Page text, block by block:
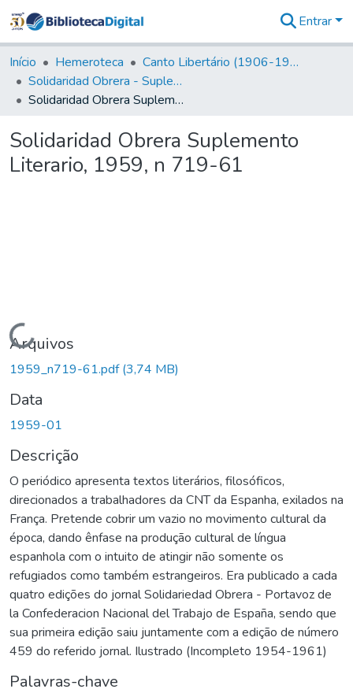
&
Coleções
Tudo na
Biblioteca
Estatísticas
Entrar
Início Hemeroteca
Canto Libertário (1906-1995)
Solidaridad Obrera - Suplemento Literario
Solidaridad Obrera Suplemento Literario, 1959, n 719-61
Solidaridad Obrera Suplemento
Literario, 1959, n 719-61
Carregando...
Arquivos
1959_n719-61.pdf(3,74 MB)
Data
1959-01
Descrição
O periódico apresenta textos literários, filosóficos,
direcionados a trabalhadores da CNT da Espanha, exilados na
França. Pretende cobrir um vazio no movimento cultural da
época, dando ênfase na produção cultural de língua
espanhola com o intuito de atingir não somente os
refugiados como também estrangeiros. Era publicado a cada
quatro edições do jornal Solidariedad Obrera - Portavoz de
la Confederacion Nacional del Trabajo de España, sendo que
sua primeira edição saiu juntamente com a edição de número
459 do referido jornal. Ilustrado (Incompleto 1954-1961)
Palavras-chave